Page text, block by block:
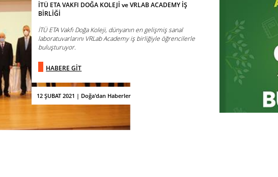
12 ŞUBAT 2021 | Doğa'dan Haberler
İTÜ ETA VAKFI DOĞA KOLEJİ ve VRLAB ACADEMY İŞ
BİRLİĞİ
İTÜ ETA Vakfı Doğa Koleji, dünyanın en gelişmiş sanal
laboratuvarlarını VRLab Academy iş birliğiyle öğrencilerle
buluşturuyor.
HABERE GİT